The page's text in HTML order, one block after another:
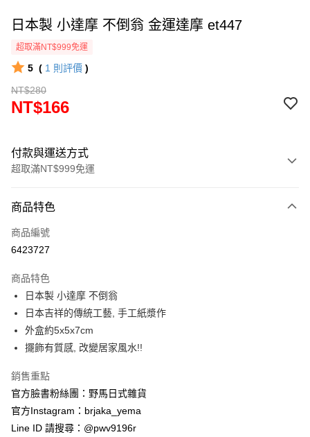
日本製 小達摩 不倒翁 金運達摩 et447
超取滿NT$999免運
5 ( 1 則評價 )
NT$280
NT$166
付款與運送方式
超取滿NT$999免運
信用卡一次付款
信用卡分期付款
合作金庫商業銀行
華南商業銀行
上海商業儲蓄銀行
國泰世華商業銀行
臺灣中小企業銀行
聯邦商業銀行
元大商業銀行
台新國際商業銀行
台灣樂天信用卡公司
超商取貨付款
LINE Pay
Apple Pay
悠遊付
Google Pay
商品特色
商品編號
6423727
商品特色
日本製 小達摩 不倒翁
日本吉祥的傳統工藝, 手工紙漿作
外盒約5x5x7cm
擺飾有質感, 改變居家風水!!
銷售重點
官方臉書粉絲團：野馬日式雜貨
官方Instagram：brjaka_yema
Line ID 請搜尋：@pwv9196r